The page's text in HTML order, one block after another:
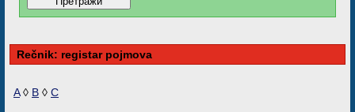
Rečnik: registar pojmova
A◊ B ◊ C